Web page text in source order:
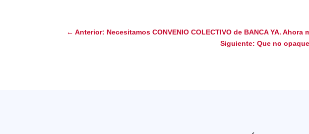
←Anterior: Necesitamos CONVENIO COLECTIVO de BANCA YA. Ahora
Siguiente: Que no